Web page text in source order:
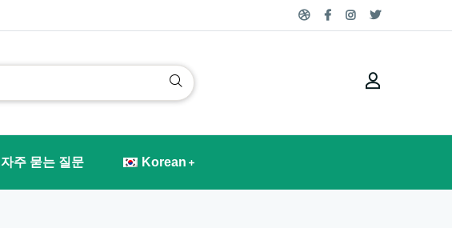
자주 묻는 질문 Korean